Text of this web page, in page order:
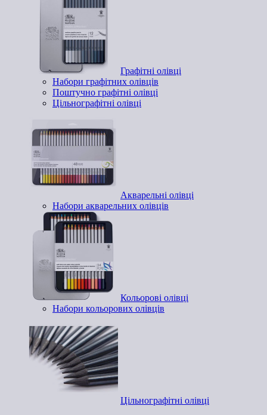
Графітні олівці
Набори графітних олівців
Поштучно графітні олівці
Цільнографітні олівці
Акварельні олівці
Набори акварельних олівців
Кольорові олівці
Набори кольорових олівців
Цільнографітні олівці